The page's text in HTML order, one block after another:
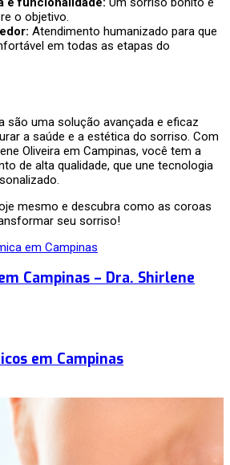
o objetivo.
Atendimento humanizado para que
em todas as etapas do
são uma solução avançada e eficaz
a saúde e a estética do sorriso. Com
Oliveira em Campinas, você tem a
de alta qualidade, que une tecnologia
mesmo e descubra como as coroas
seu sorriso!
em Campinas
Campinas – Dra. Shirlene
em Campinas